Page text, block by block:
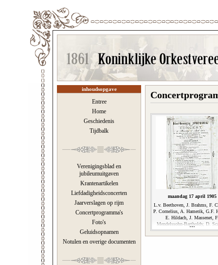
inhoudsopgave
Entree
Home
Geschiedenis
Tijdbalk
Verenigingsblad en
jubileumuitgaven
Krantenartikelen
Liefdadigheidsconcerten
Jaarverslagen op rijm
Concertprogramma's
Foto's
Geluidsopnamen
Notulen en overige documenten
maandag 17 april 1905
L.v. Beethoven, J. Brahms, F.
P. Cornelius, A. Hamerik, G.F.
E. Hildach, J. Massenet,
Mendelssohn-Bartholdy, D.